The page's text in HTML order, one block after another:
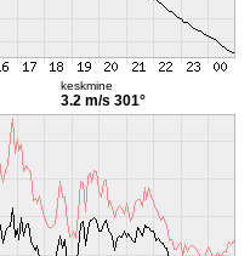
keskmine
3.2 m/s 301°